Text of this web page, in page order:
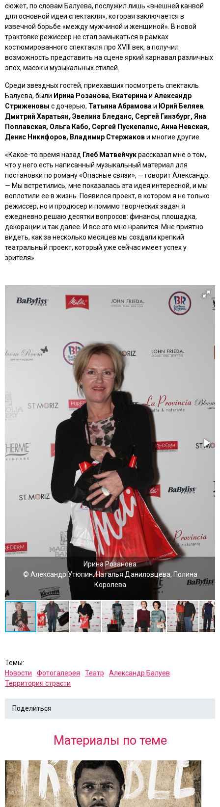
сюжет, по словам Балуева, послужил лишь «внешней канвой
для основной идеи спектакля», которая заключается в
извечной борьбе «между мужчиной и женщиной». В новой
трактовке режиссер не стал замыкаться в рамках
костюмированного спектакля про XVIII век, а получил
возможность представить на сцене яркий карнавал различных
эпох, масок и музыкальных стилей.
Среди звездных гостей, приехавших посмотреть спектакль
Балуева, были Ирина Розанова, Екатерина и Александр
Стриженовы с дочерью, Татьяна Абрамова и Юрий Беляев,
Дмитрий Харатьян, Эвелина Бледанс, Сергей Гинзбург, Яна
Поплавская, Ольга Кабо, Сергей Пускепалис, Анна Невская,
Денис Никифоров, Владимир Стержакови многие другие.
«Какое-то время назад Глеб Матвейчукрассказал мне о том,
что у него есть написанный музыкальный материал для
постановки по роману«Опасные связи», — говорит Александр.
— Мы встретились, мне показалась эта идея интересной, и мы
воплотили ее в жизнь. Появился проект, в котором я не только
режиссер, но и продюсер и помимо творческих задач я
ежедневно решаю десятки вопросов: финансы, площадка,
декорации и так далее. И все это мне нравится. Мне приятно
видеть, как за несколько месяцев мы создали крепкий
театральный проект, который уже сейчас имеет успех у
зрителя».
Ирина Розанова
© Александр Утюпин, Наталья Даниловцева, Полина
Королева
Темы:
Новости
Фотогалерея Театр
Александр Балуев
Территория страсти
Поделиться
Материалы по теме